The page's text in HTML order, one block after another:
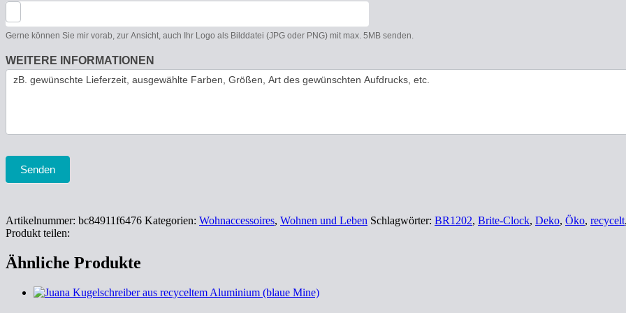
Gerne können Sie mir vorab, zur Ansicht, auch Ihr Logo als Bilddatei (JPG oder PNG) mit max. 5MB senden.
WEITERE INFORMATIONEN
Senden
Artikelnummer: bc84911f6476 Kategorien: Wohnaccessoires, Wohnen und Leben Schlagwörter: BR1202, Brite-Clock, Deko, Öko, recycelt,
Produkt teilen:
Ähnliche Produkte